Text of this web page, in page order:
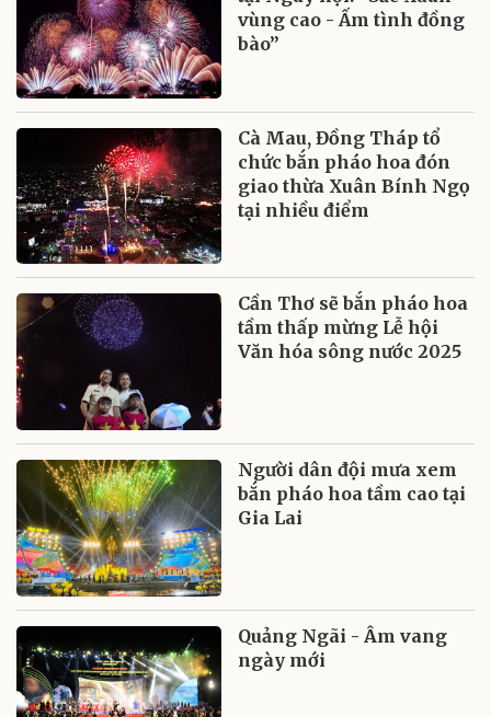
vùng cao - Ấm tình đồng
bào”
Cà Mau, Đồng Tháp tổ
chức bắn pháo hoa đón
giao thừa Xuân Bính Ngọ
tại nhiều điểm
Cần Thơ sẽ bắn pháo hoa
tầm thấp mừng Lễ hội
Văn hóa sông nước 2025
Người dân đội mưa xem
bắn pháo hoa tầm cao tại
Gia Lai
Quảng Ngãi - Âm vang
ngày mới